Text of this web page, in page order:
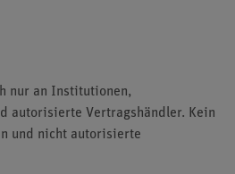
nur an Institutionen,
autorisierte Vertragshändler. Kein
und nicht autorisierte